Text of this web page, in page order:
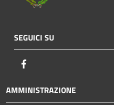
SEGUICI SU
AMMINISTRAZIONE